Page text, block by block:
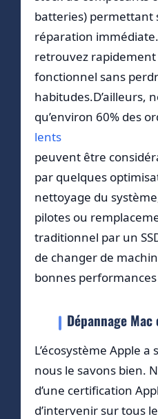
batteries) permettant
réparation immédiate.
retrouvez
fonctionnel sans
habitudes.D’ailleurs,
qu’environ 60% des
lents
peuvent être
par quelques
nettoyage du
pilotes ou
traditionnel par un
de changer de
bonnes
Dépannage
L’écosystème Apple
nous le savons bien.
d’une certification
d’intervenir sur tous